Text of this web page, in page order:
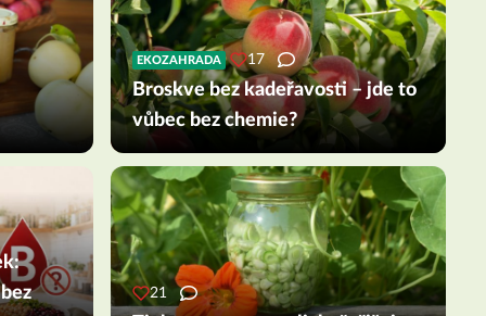
EKOZAHRADA 17
Broskve bez kadeřavosti – jde to
vůbec bez chemie?
21